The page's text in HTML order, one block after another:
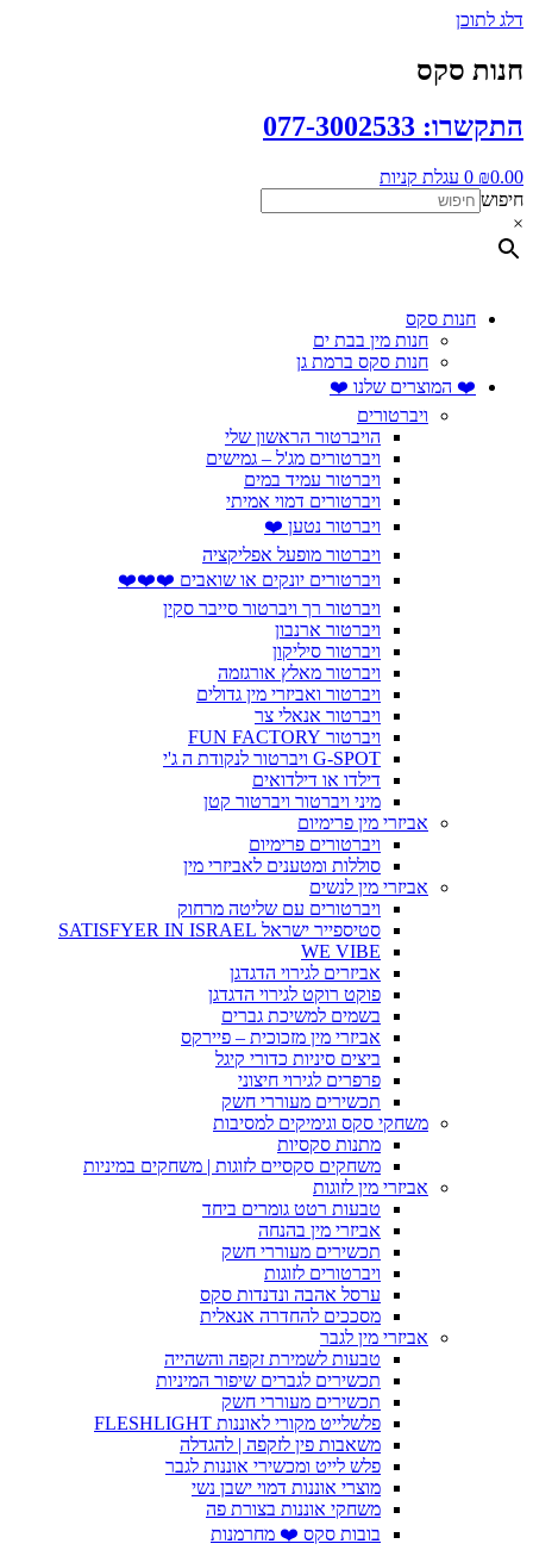
דלג לתוכן
חנות סקס
התקשרו: 077-3002533
₪0.00
0 עגלת קניות
חיפוש
×
חנות סקס
חנות מין בבת ים
חנות סקס ברמת גן
❤️ המוצרים שלנו ❤️
ויברטורים
הויברטור הראשון שלי
ויברטורים מג'ל – גמישים
ויברטור עמיד במים
ויברטורים דמוי אמיתי
ויברטור נטען ❤️
ויברטור מופעל אפליקציה
ויברטורים יונקים או שואבים ❤️❤️❤️
ויברטור רך ויברטור סייבר סקין
ויברטור ארנבון
ויברטור סיליקון
ויברטור מאלץ אורגזמה
ויברטור ואביזרי מין גדולים
ויברטור אנאלי צר
ויברטור FUN FACTORY
G-SPOT ויברטור לנקודת ה ג'י
דילדו או דילדואים
מיני ויברטור ויברטור קטן
אביזרי מין פרימיום
ויברטורים פרימיום
סוללות ומטענים לאביזרי מין
אביזרי מין לנשים
ויברטורים עם שליטה מרחוק
סטיספייר ישראל SATISFYER IN ISRAEL
WE VIBE
אביזרים לגירוי הדגדגן
פוקט רוקט לגירוי הדגדגן
בשמים למשיכת גברים
אביזרי מין מזכוכית – פיירקס
ביצים סיניות כדורי קיגל
פרפרים לגירוי חיצוני
תכשירים מעוררי חשק
משחקי סקס וגימיקים למסיבות
מתנות סקסיות
משחקים סקסיים לזוגות | משחקים במיניות
אביזרי מין לזוגות
טבעות רטט גומרים ביחד
אביזרי מין בהנחה
תכשירים מעוררי חשק
ויברטורים לזוגות
ערסל אהבה ונדנדות סקס
מסככים להחדרה אנאלית
אביזרי מין לגבר
טבעות לשמירת זקפה והשהייה
תכשירים לגברים שיפור המיניות
תכשירים מעוררי חשק
פלשלייט מקורי לאוננות FLESHLIGHT
משאבות פין לזקפה | להגדלה
פלש לייט ומכשירי אוננות לגבר
מוצרי אוננות דמוי ישבן נשי
משחקי אוננות בצורת פה
בובות סקס ❤️ מחרמנות